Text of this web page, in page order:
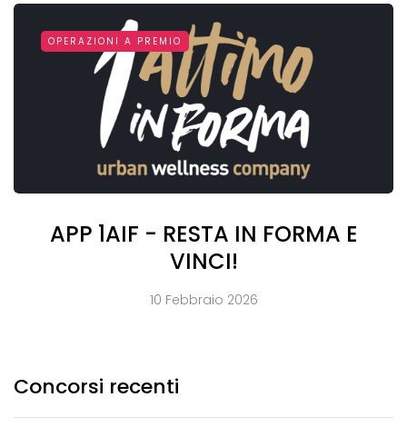
OPERAZIONI A PREMIO
APP 1AIF - RESTA IN FORMA E
VINCI!
10 Febbraio 2026
Concorsi recenti